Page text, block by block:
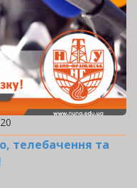
телебачення та